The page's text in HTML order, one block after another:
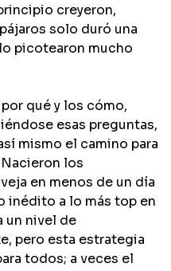
creyeron,
solo duró una
picotearon mucho
qué y los cómo,
esas preguntas,
mismo el camino para
los
en menos de un día
inédito a lo más top en
un nivel de
pero esta estrategia
todos; a veces el